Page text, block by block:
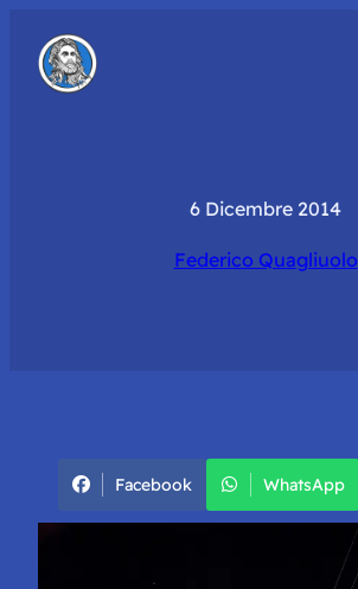
6 Dicembre 2014
Federico Quagliuolo
Facebook WhatsApp